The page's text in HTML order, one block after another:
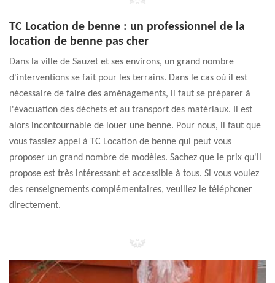
TC Location de benne : un professionnel de la
location de benne pas cher
Dans la ville de Sauzet et ses environs, un grand nombre
d'interventions se fait pour les terrains. Dans le cas où il est
nécessaire de faire des aménagements, il faut se préparer à
l'évacuation des déchets et au transport des matériaux. Il est
alors incontournable de louer une benne. Pour nous, il faut que
vous fassiez appel à TC Location de benne qui peut vous
proposer un grand nombre de modèles. Sachez que le prix qu'il
propose est très intéressant et accessible à tous. Si vous voulez
des renseignements complémentaires, veuillez le téléphoner
directement.